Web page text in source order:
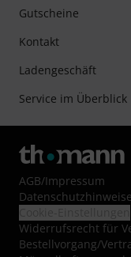
Gutscheine
Kontakt
Ladengeschäft
Service im Überblick
AGB/Impressum
Datenschutzhinweise
Widerrufsrecht für
Bestellvorgang/